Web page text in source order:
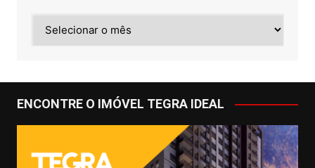
ENCONTRE O IMÓVEL TEGRA IDEAL